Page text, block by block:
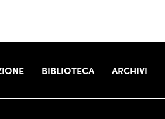
BIBLIOTECA ARCHIVI